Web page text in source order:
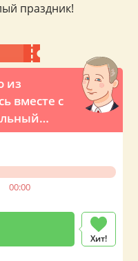
из
вместе с
00:00
Хит!
праздник!